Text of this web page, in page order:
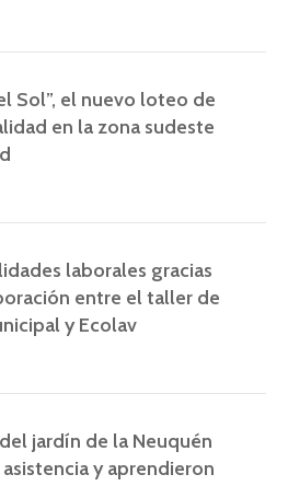
Sol”, el nuevo loteo de
en la zona sudeste
laborales gracias
entre el taller de
y Ecolav
jardín de la Neuquén
y aprendieron